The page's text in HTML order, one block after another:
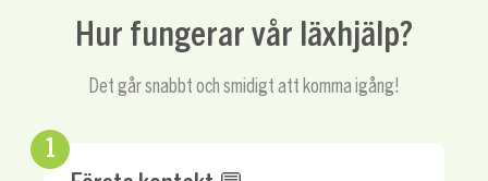
Hur fungerar vår läxhjälp?
Det går snabbt och smidigt att komma igång!
1